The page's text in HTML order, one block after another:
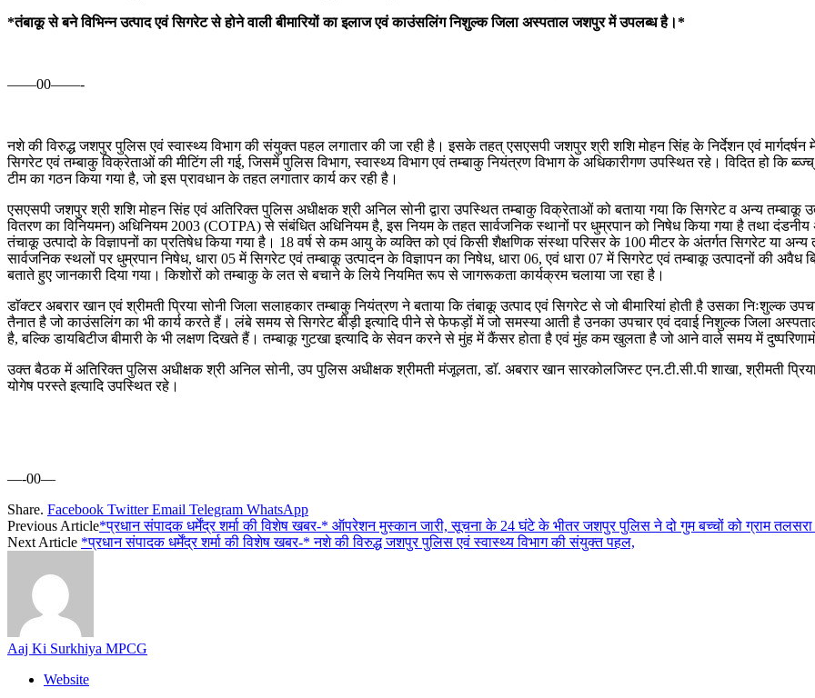
*तंबाकू से बने विभिन्न उत्पाद एवं सिगरेट से होने वाली बीमारियों का इलाज एवं काउंसलिंग निशुल्क जिला अस्पताल जशपुर में उपलब्ध है।*
——00——-
नशे की विरुद्ध जशपुर पुलिस एवं स्वास्थ्य विभाग की संयुक्त पहल लगातार की जा रही है। इसके तहत् एसएसपी जशपुर श्री शशि मोहन सिंह के निर्देशन एवं
सिगरेट एवं तम्बाकु विक्रेताओं की मीटिंग ली गई, जिसमें पुलिस विभाग, स्वास्थ्य विभाग एवं तम्बाकु नियंत्रण विभाग के अधिकारीगण उपस्थित रहे। विदित हो कि
टीम का गठन किया गया है, जो इस प्रावधान के तहत लगातार कार्य कर रही है।
एसएसपी जशपुर श्री शशि मोहन सिंह एवं अतिरिक्त पुलिस अधीक्षक श्री अनिल सोनी द्वारा उपस्थित तम्बाकु विक्रेताओं को बताया गया कि सिगरेट व अन्य तम्बाकू
वितरण का विनियमन) अधिनियम 2003 (COTPA) से संबंधित अधिनियम है, इस नियम के तहत सार्वजनिक स्थानों पर धुम्रपान को निषेध किया गया है तथा
तंचाकू उत्पादो के विज्ञापनों का प्रतिषेध किया गया है। 18 वर्ष से कम आयु के व्यक्ति को एवं किसी शैक्षणिक संस्था परिसर के 100 मीटर के अंतर्गत सिगरेट या अन्य
सार्वजनिक स्थलों पर धुम्रपान निषेध, धारा 05 में सिगरेट एवं तम्बाकू उत्पादन के विज्ञापन का निषेध, धारा 06, एवं धारा 07 में सिगरेट एवं तम्बाकू उत्पादनों की
बताते हुए जानकारी दिया गया। किशोरों को तम्बाकु के लत से बचाने के लिये नियमित रूप से जागरूकता कार्यक्रम चलाया जा रहा है।
डाॅक्टर अबरार खान एवं श्रीमती प्रिया सोनी जिला सलाहकार तम्बाकु नियंत्रण ने बताया कि तंबाकू उत्पाद एवं सिगरेट से जो बीमारियां होती है उसका
तैनात है जो काउंसलिंग का भी कार्य करते हैं। लंबे समय से सिगरेट बीड़ी इत्यादि पीने से फेफड़ों में जो समस्या आती है उनका उपचार एवं दवाई निशुल्क जिला
है, बल्कि डायबिटीज बीमारी के भी लक्षण दिखते हैं। तम्बाकू गुटखा इत्यादि के सेवन करने से मुंह में कैंसर होता है एवं मुंह कम खुलता है जो आने वाले समय में
उक्त बैठक में अतिरिक्त पुलिस अधीक्षक श्री अनिल सोनी, उप पुलिस अधीक्षक श्रीमती मंजूलता, डाॅ. अबरार खान सारकोलजिस्ट एन.टी.सी.पी शाखा, श्रीमती
योगेष परस्ते इत्यादि उपस्थित रहे।
—-00—
Share. Facebook Twitter Email Telegram WhatsApp
Previous Article*प्रधान संपादक धर्मेंद्र शर्मा की विशेष खबर-* ऑपरेशन मुस्कान जारी, सूचना के 24 घंटे के भीतर जशपुर पुलिस ने दो गुम बच्चों को ग्राम
Next Article *प्रधान संपादक धर्मेंद्र शर्मा की विशेष खबर-* नशे की विरुद्ध जशपुर पुलिस एवं स्वास्थ्य विभाग की संयुक्त पहल,
Aaj Ki Surkhiya MPCG
Website